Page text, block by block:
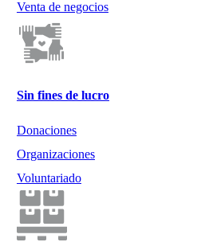
Venta de negocios
Sin fines de lucro
Donaciones
Organizaciones
Voluntariado